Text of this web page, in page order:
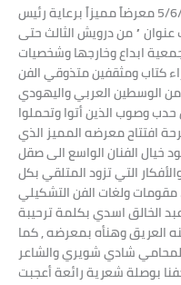
افتتحت جمعية ابداع يوم الجمعة 5/6/2021 معرضاً مميزاً برعاية رئيس
” من درويش الثالث حتى
ابداع وخارجها وشخصيات
كتاب ومثقفين متذوقي الفن
وصوب الذين أتوا وتحملوا
افتتاح معرضه المميز الذي
خيال الفنان الواسع الى صقل
التي تزود المتلقي بكل
الخالق اسدي بكلمة ترحيبة
العريق وهنأه بمعرضه , كما
شادي شويري والشاعر
بوصلة شعرية رائعة أعجبت